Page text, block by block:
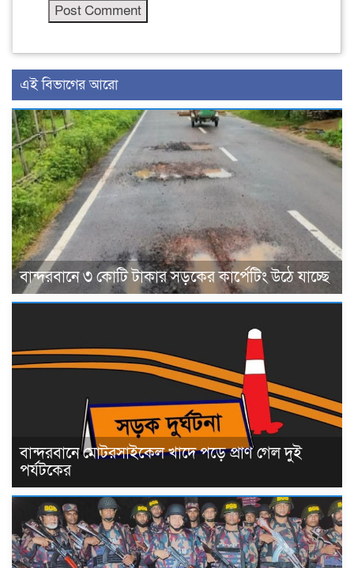
এই বিভাগের আরো
বান্দরবানে ৩ কোটি টাকার সড়কের কার্পেটিং উঠে যাচ্ছে
বান্দরবানে মোটরসাইকেল খাদে পড়ে প্রাণ গেল দুই
পর্যটকের